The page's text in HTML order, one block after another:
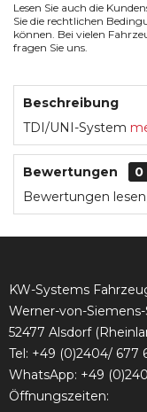
Lesen Sie auch die
Sie die rechtlichen
können. Bei vielen
fragen Sie uns.
Beschreibung
TDI/UNI-System
Bewertungen
0
Bewertungen
KW-Systems
Werner-von-
52477 Alsdorf
Tel: +49 (0)2404/ 677
WhatsApp: +49
Öffnungszeiten: